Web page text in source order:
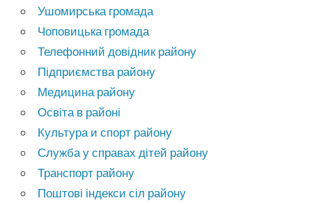
Ушомирська громада
Чоповицька громада
Телефонний довідник району
Підприємства району
Медицина району
Освіта в районі
Культура и спорт району
Служба у справах дітей району
Транспорт району
Поштові індекси сіл району